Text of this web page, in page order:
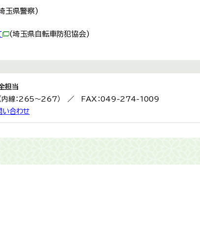
玉県警察)
(埼玉県自転車防犯協会)
担当
内線：265〜267） ／ FAX：049-274-1009
い合わせ